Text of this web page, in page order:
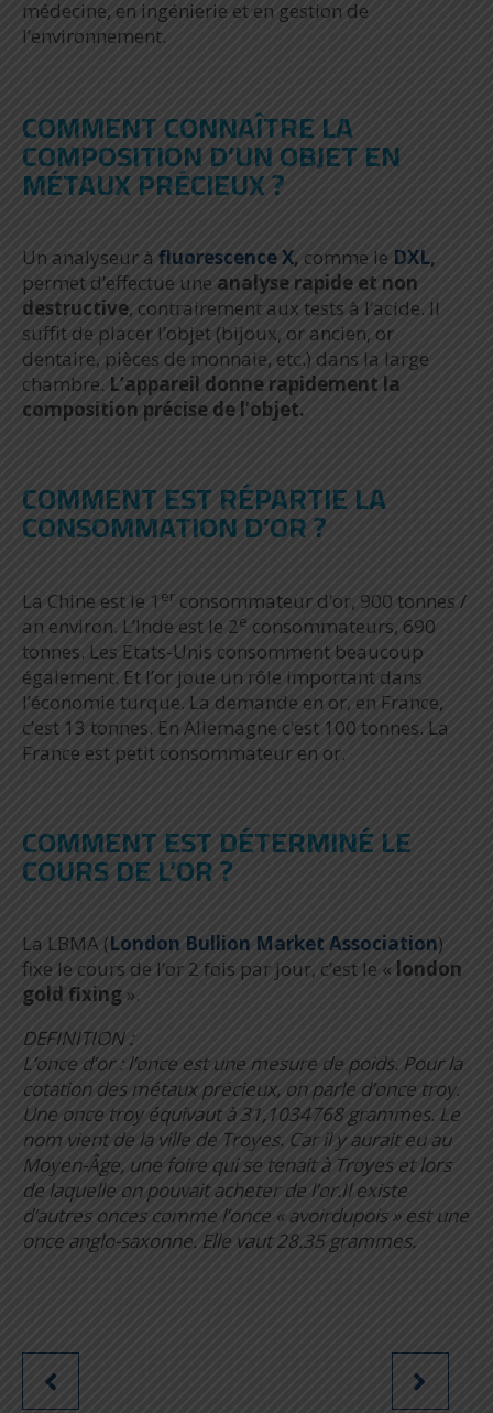
médecine, en ingénierie et en gestion de
l’environnement.
COMMENT CONNAÎTRE LA
COMPOSITION D’UN OBJET EN
MÉTAUX PRÉCIEUX ?
Un analyseur à fluorescence X, comme le DXL,
permet d’effectue une analyse rapide et non
destructive, contrairement aux tests à l’acide. Il
suffit de placer l’objet (bijoux, or ancien, or
dentaire, pièces de monnaie, etc.) dans la large
chambre. L’appareil donne rapidement la
composition précise de l’objet.
COMMENT EST RÉPARTIE LA
CONSOMMATION D’OR ?
La Chine est le 1 er consommateur d’or, 900 tonnes /
an environ. L’Inde est le 2e consommateurs, 690
tonnes. Les Etats-Unis consomment beaucoup
également. Et l’or joue un rôle important dans
l’économie turque. La demande en or, en France,
c’est 13 tonnes. En Allemagne c’est 100 tonnes. La
France est petit consommateur en or.
COMMENT EST DÉTERMINÉ LE
COURS DE L’OR ?
La LBMA (London Bullion Market Association)
fixe le cours de l’or 2 fois par jour, c’est le « london
gold fixing».
DEFINITION :
L’once d’or : l’once est une mesure de poids. Pour la
cotation des métaux précieux, on parle d’once troy.
Une once troy équivaut à 31,1034768 grammes. Le
nom vient de la ville de Troyes. Car il y aurait eu au
Moyen-Âge, une foire qui se tenait à Troyes et lors
de laquelle on pouvait acheter de l’or.Il existe
d’autres onces comme l’once « avoirdupois » est une
once anglo-saxonne. Elle vaut 28.35 grammes.